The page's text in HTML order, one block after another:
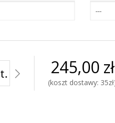
---
245,00 zł
koszt dostawy: 35zł